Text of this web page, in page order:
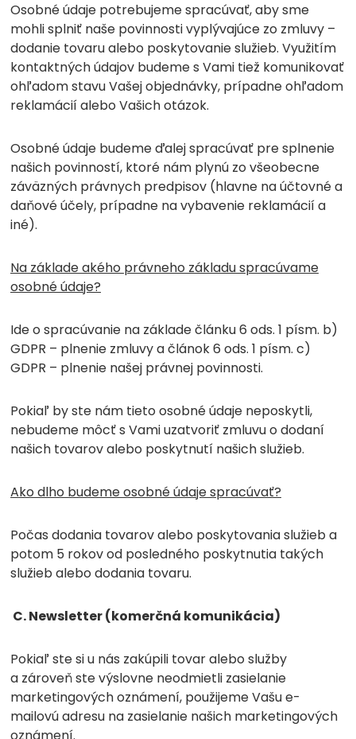
Osobné údaje potrebujeme spracúvať, aby sme
mohli splniť naše povinnosti vyplývajúce zo zmluvy –
dodanie tovaru alebo poskytovanie služieb. Využitím
kontaktných údajov budeme s Vami tiež komunikovať
ohľadom stavu Vašej objednávky, prípadne ohľadom
reklamácií alebo Vašich otázok.
Osobné údaje budeme ďalej spracúvať pre splnenie
našich povinností, ktoré nám plynú zo všeobecne
záväzných právnych predpisov (hlavne na účtovné a
daňové účely, prípadne na vybavenie reklamácií a
iné).
Na základe akého právneho základu spracúvame
osobné údaje?
Ide o spracúvanie na základe článku 6 ods. 1 písm. b)
GDPR – plnenie zmluvy a článok 6 ods. 1 písm. c)
GDPR – plnenie našej právnej povinnosti.
Pokiaľ by ste nám tieto osobné údaje neposkytli,
nebudeme môcť s Vami uzatvoriť zmluvu o dodaní
našich tovarov alebo poskytnutí našich služieb.
Ako dlho budeme osobné údaje spracúvať?
Počas dodania tovarov alebo poskytovania služieb a
potom 5 rokov od posledného poskytnutia takých
služieb alebo dodania tovaru.
C. Newsletter (komerčná komunikácia)
Pokiaľ ste si u nás zakúpili tovar alebo služby
a zároveň ste výslovne neodmietli zasielanie
marketingových oznámení, použijeme Vašu e-
mailovú adresu na zasielanie našich marketingových